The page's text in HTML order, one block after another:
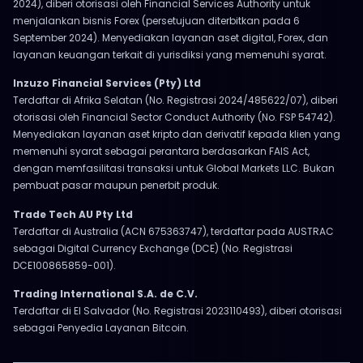
2024), diberi otorisasi oleh Financial Services Authority untuk
menjalankan bisnis Forex (persetujuan diterbitkan pada 6
September 2024). Menyediakan layanan aset digital, Forex, dan
layanan keuangan terkait di yurisdiksi yang memenuhi syarat.
Inzuzo Financial Services (Pty) Ltd
Terdaftar di Afrika Selatan (No. Registrasi 2024/485622/07), diberi
otorisasi oleh Financial Sector Conduct Authority (No. FSP 54742).
Menyediakan layanan aset kripto dan derivatif kepada klien yang
memenuhi syarat sebagai perantara berdasarkan FAIS Act,
dengan memfasilitasi transaksi untuk Global Markets LLC. Bukan
pembuat pasar maupun penerbit produk.
Trade Tech AU Pty Ltd
Terdaftar di Australia (ACN 675363747), terdaftar pada AUSTRAC
sebagai Digital Currency Exchange (DCE) (No. Registrasi
DCE100865859-001).
Trading International S.A. de C.V.
Terdaftar di El Salvador (No. Registrasi 2023110493), diberi otorisasi
sebagai Penyedia Layanan Bitcoin.